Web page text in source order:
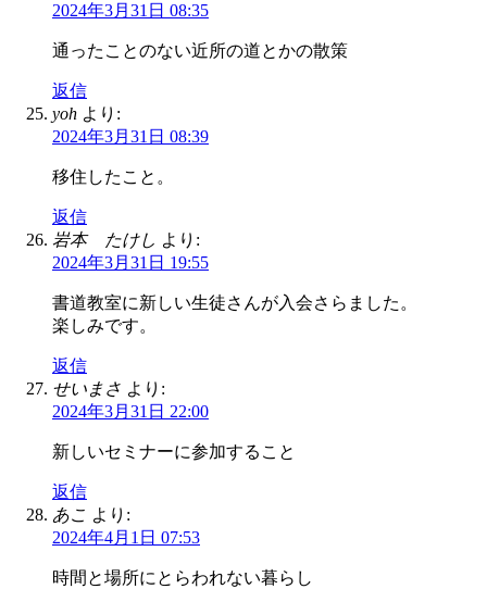
2024年3月31日 08:35
通ったことのない近所の道とかの散策
返信
yoh より:
2024年3月31日 08:39
移住したこと。
返信
岩本 たけし より:
2024年3月31日 19:55
書道教室に新しい生徒さんが入会さらました。
楽しみです。
返信
せいまさ より:
2024年3月31日 22:00
新しいセミナーに参加すること
返信
あこ より:
2024年4月1日 07:53
時間と場所にとらわれない暮らし